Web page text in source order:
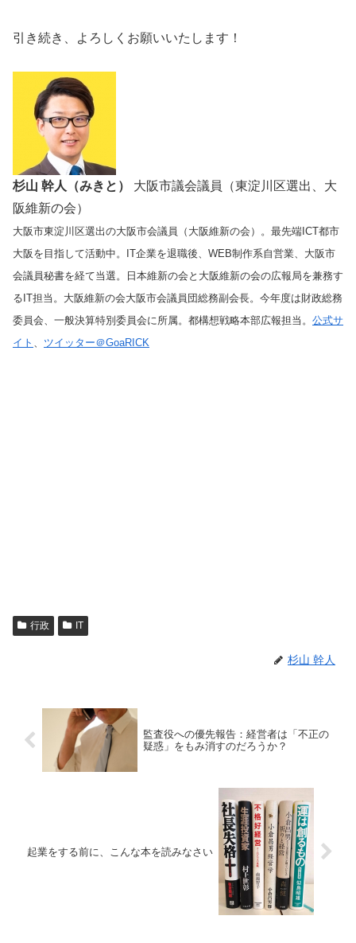
引き続き、よろしくお願いいたします！
杉山 幹人（みきと）
大阪市議会議員（東淀川区選出、大
阪維新の会）
大阪市東淀川区選出の大阪市会議員（大阪維新の会）。最先端ICT都市
大阪を目指して活動中。IT企業を退職後、WEB制作系自営業、大阪市
会議員秘書を経て当選。日本維新の会と大阪維新の会の広報局を兼務す
るIT担当。大阪維新の会大阪市会議員団総務副会長。今年度は財政総務
委員会、一般決算特別委員会に所属。都構想戦略本部広報担当。 公式サ
イト 、 ツイッター＠GoaRICK
行政 IT
杉山 幹人
監査役への優先報告：経営者は「不正の
疑惑」をもみ消すのだろうか？
起業をする前に、こんな本を読みなさい